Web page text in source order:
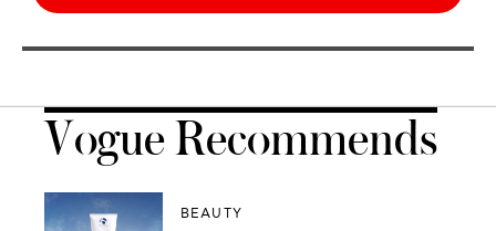
Vogue Recommends
BEAUTY